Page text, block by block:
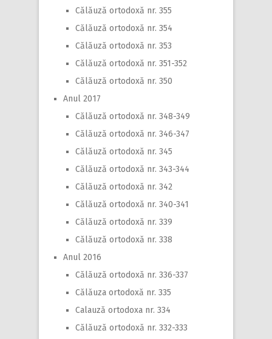
Călăuză ortodoxă nr. 355
Călăuză ortodoxă nr. 354
Călăuză ortodoxă nr. 353
Călăuză ortodoxă nr. 351-352
Călăuză ortodoxă nr. 350
Anul 2017
Călăuză ortodoxă nr. 348-349
Călăuză ortodoxă nr. 346-347
Călăuză ortodoxă nr. 345
Călăuză ortodoxă nr. 343-344
Călăuză ortodoxă nr. 342
Călăuză ortodoxă nr. 340-341
Călăuză ortodoxă nr. 339
Călăuză ortodoxă nr. 338
Anul 2016
Călăuză ortodoxă nr. 336-337
Călăuza ortodoxă nr. 335
Calauză ortodoxa nr. 334
Călăuză ortodoxă nr. 332-333